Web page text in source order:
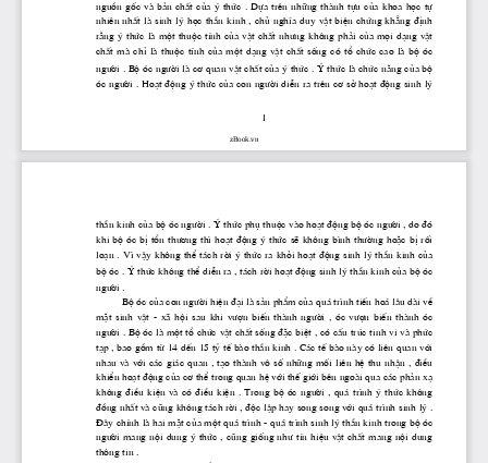
1
nguån  gèc  vμ  b¶n  chÊt  cña  ý  thøc  .  Dùa  trªn  nh÷ng  thμnh  tùu  cña  khoa  häc  tù
nhiªn nhÊt lμ sinh lý häc thÇn kinh , chñ nghÜa duy vËt biÖn chøng kh¼ng ®Þnh
r»ng ý thøc lμ mét thuéc tÝnh cña vËt chÊt nh­ng kh«ng ph¶i cña mäi d¹ng vËt
chÊt  mμ  chØ  lμ  thuéc  tÝnh  cña  mét  d¹ng  vËt  chÊt  sèng  cã  tæ  chøc  cao  lμ  bé  ãc
ng­êi . Bé ãc ng­êi lμ c¬ quan vËt chÊt cña ý thøc . ý thøc lμ chøc n ̈ng cña bé
ãc ng­êi . Ho¹t ®éng ý thøc cña con ng­êi diÔn ra trªn c¬ së ho¹t ®éng sinh lý
zBook.vn
thÇn kinh cña bé ãc ng­êi . ý thøc phô thuéc vμo ho¹t ®éng bé ãc ng­êi , do ®ã
khi bé ãc bÞ tæn th­¬ng th× ho¹t ®éng ý thøc sÏ kh«ng b×nh th­êng hoÆc bÞ rèi
lo¹n . V× vËy kh«ng thÓ t ̧ch rêi ý thøc ra khái ho¹t ®éng sinh lý thÇn kinh cña
bé ãc . ý thøc kh«ng thÓ diÔn ra , t ̧ch rêi ho¹t ®éng sinh lý thÇn kinh cña bé ãc
ng­êi .
          Bé ãc cña con
ng­êi hiÖn ®¹i lμ s¶n phÈm cña qu ̧ tr×nh tiÕn ho ̧ l©u dμi vÒ
mÆt  sinh  vËt  -  x·  héi  sau  khi v­în
  biÕn  thμnh
ng­êi
  ,  ãc
v­în
  biÕn  thμnh  ãc
ng­êi . Bé ãc lμ mét tæ chøc vËt chÊt sèng ®Æc biÖt , cã cÊu tróc tinh vi vμ phøc
t¹p , bao gåm tõ 14 dÕn 15 tû tÕ bμo thÇn kinh . C ̧c tÕ bμo nμy cã liªn quan víi
nhau  vμ  víi  c ̧c  gi ̧c  quan  ,  t¹o  thμnh  v«  sè  nh÷ng  mèi  liªn  hÖ  thu  nhËn  ,  ®iÒu
khiÓn ho¹t ®éng cña c¬ thÓ trong quan hÖ víi thÕ giíi bªn ngoμi qua c ̧c ph¶n x¹
kh«ng  ®iÒu  kiÖn  vμ  cã  ®iÒu  kiÖn  .  Trong  bé  ãc ng­êi
  ,  qu ̧  tr×nh  ý  thøc  kh«ng
®ång nhÊt vμ còng kh«ng t ̧ch rêi , ®éc lËp hay song song víi qu ̧ tr×nh sinh lý .
§©y chÝnh lμ hai mÆt cña mét qu ̧ tr×nh - qu ̧ tr×nh sinh lý thÇn kinh trong bé ãc
ng­êi mang néi dung ý thøc , còng gièng nh­ tÝn hiÖu vËt chÊt mang néi dung
th«ng tin .